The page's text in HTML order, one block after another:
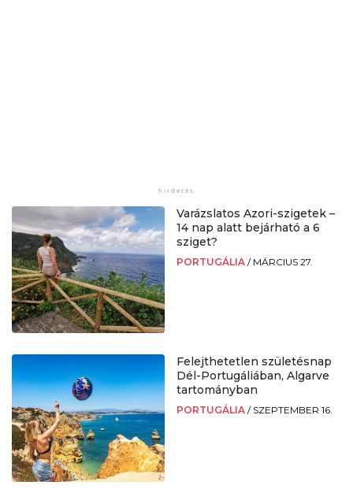
Varázslatos Azori-szigetek –
14 nap alatt bejárható a 6
sziget?
PORTUGÁLIA / MÁRCIUS 27.
Felejthetetlen születésnap
Dél-Portugáliában, Algarve
tartományban
PORTUGÁLIA / SZEPTEMBER 16.